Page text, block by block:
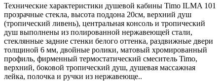
Технические характеристики душевой кабины Timo ILMA 101
прозрачные стекла, высота поддона 20см, верхний душ
(тропический ливень), центральная консоль и тропический
душ выполнены из полированной нержавеющей стали,
стеклянные задние стенки белого оттенка, раздвижные двери
толщиной 6 мм, двойные ролики, матовый хромированный
профиль, фирменный термостатический смеситель Timo,
верхний, боковой тропический душ, душевая массажная
лейка, полочка и ручки из нержавеюще..